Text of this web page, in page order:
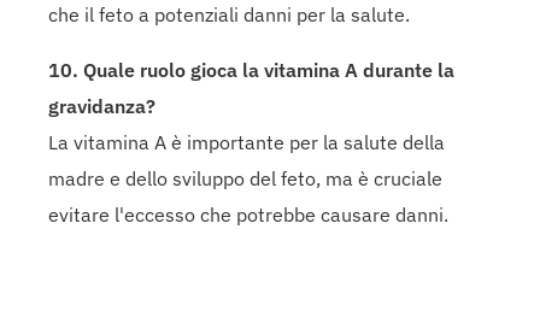
che il feto a potenziali danni per la salute.
10. Quale ruolo gioca la vitamina A durante la
gravidanza?
La vitamina A è importante per la salute della
madre e dello sviluppo del feto, ma è cruciale
evitare l'eccesso che potrebbe causare danni.